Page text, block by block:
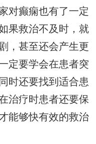
对癫痫也有了一定
果救治不及时，就
，甚至还会产生更
定要学会在患者突
时还要找到适合患
治疗时患者还要保
能够快有效的救治